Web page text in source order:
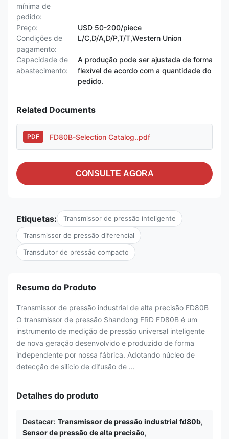
mínima de
pedido:
Preço:
USD 50-200/piece
Condições de
pagamento:
L/C,D/A,D/P,T/T,Western Union
Capacidade de
abastecimento:
A produção pode ser ajustada de forma
flexível de acordo com a quantidade do
pedido.
Related Documents
PDF FD80B-Selection Catalog..pdf
CONSULTE AGORA
Etiquetas: Transmissor de pressão inteligente
Transmissor de pressão diferencial
Transdutor de pressão compacto
Resumo do Produto
Transmissor de pressão industrial de alta precisão FD80B
O transmissor de pressão Shandong FRD FD80B é um
instrumento de medição de pressão universal inteligente
de nova geração desenvolvido e produzido de forma
independente por nossa fábrica. Adotando núcleo de
detecção de silício de difusão de ...
Detalhes do produto
Destacar: Transmissor de pressão industrial fd80b,
Sensor de pressão de alta precisão,